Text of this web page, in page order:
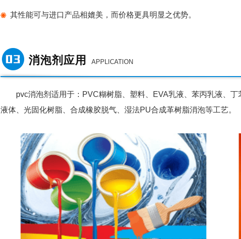
其性能可与进口产品相媲美，而价格更具明显之优势。
消泡剂应用 APPLICATION
pvc消泡剂适用于：PVC糊树脂、塑料、EVA乳液、苯丙乳液、丁
液体、光固化树脂、合成橡胶脱气、湿法PU合成革树脂消泡等工艺。